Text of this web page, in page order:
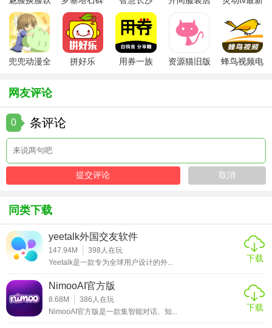
1. **添加好友**：通过搜索用户名或扫描二维码等方式，轻松
添加新朋友。
2. **创建群组**：邀请朋友加入群组，一起分享生活点滴，共
3. **参与话题讨论**：在平台上的话题广场浏览并参与感兴趣
的话题讨论，发表自己的观点和看法。
4. **分享生活动态**：发布个人动态，分享生活趣事和美好瞬
间，让朋友更了解你。
【enigma聊天app2026最新版推荐】
如果你正在寻找一款功能强大、安全可靠的社交聊天软件，
仅能满足你与朋友的日常交流需求，还能帮助你扩大社交圈
子，结识更多志同道合的朋友。快来下载体验吧！
件
安卓版
app
兜兜动漫全
拼好乐 用券一族 资源猫旧版
蜂鸟视频电
网友评论
0 条评论
同类下载
yeetalk外国交友软件
147.94M 398 人在玩
Yeetalk是一款专为全球用户设计的外...
下载
NimooAI官方版
8.68M 386 人在玩
NimooAI官方版是一款集智能对话、知...
下载